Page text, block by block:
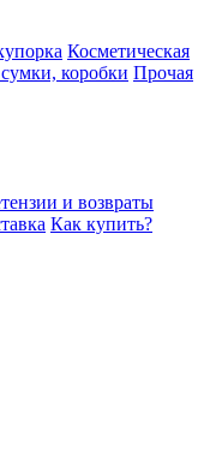
Косметическая
коробки Прочая
и возвраты
Как купить?